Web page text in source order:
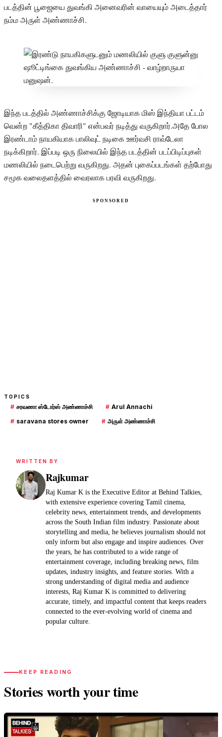
படத்தின் பூஜையை துவங்கி அனைவரின் வாயையும் அடைத்தார்
நம்ம அருள் அண்ணாச்சி.
இந்த படத்தில் அண்ணாச்சிக்கு ஜோடியாக மிஸ் இந்தியா பட்டம்
வென்ற "கீத்திகா திவாரி" என்பவர் நடித்து வருகிறார்.அதே போல
இரண்டாம் நாயகியாக பாலிவுட் நடிகை ஊர்வசி ராவ்டேலா
நடிக்கிறார். இப்படி ஒரு நிலையில் இந்த படத்தின் படப்பிடிப்புகள்
மணலியில் நடைபெற்று வருகிறது. அதன் புகைப்படங்கள் தற்போது
சமூக வலைதளத்தில் வைரலாக பரவி வருகிறது.
TOPICS
# சரவணா ஸ்டோர்ஸ் அண்ணாச்சி # Arul Annachi
# saravana stores owner # அருள் அண்ணாச்சி
WRITTEN BY
Rajkumar
Raj Kumar K is the Executive Editor at Behind Talkies,
with extensive experience covering Tamil cinema,
celebrity news, entertainment trends, and developments
across the South Indian film industry. Passionate about
storytelling and media, he believes journalism should not
only inform but also engage and inspire audiences. Over
the years, he has contributed to a wide range of
entertainment coverage, including breaking news, film
updates, industry insights, and feature stories. With a
strong understanding of digital media and audience
interests, Raj Kumar K is committed to delivering
accurate, timely, and impactful content that keeps readers
connected to the ever-evolving world of cinema and
popular culture.
KEEP READING
Stories worth your time